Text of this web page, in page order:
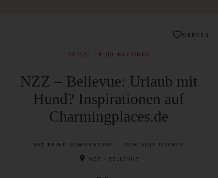
PRESSE PUBLIKATIONEN
NZZ – Bellevue: Urlaub mit
Hund? Inspirationen auf
Charmingplaces.de
MIT KEINE KOMMENTARE VON ANJA FISCHER
NZZ - BELLEVUE
MERKEN